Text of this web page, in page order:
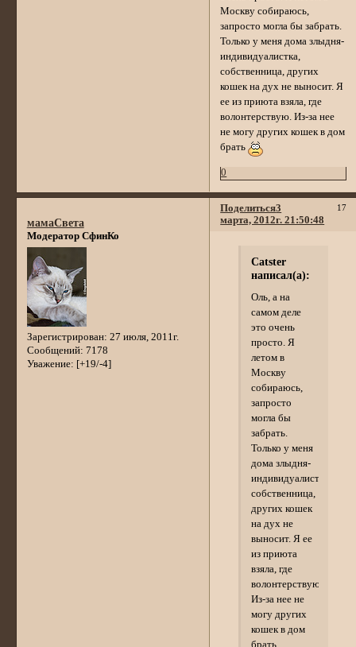
Москву собираюсь,
запросто могла бы забрать.
Только у меня дома злыдня-
индивидуалистка,
собственница, других
кошек на дух не выносит. Я
ее из приюта взяла, где
волонтерствую. Из-за нее
не могу других кошек в дом
брать
0
Поделиться 17
3
марта, 2012г. 21:50:48
мамаСвета
Модератор СфинКо
Зарегистрирован: 27 июля, 2011г.
Сообщений: 7178
Уважение: [+19/-4]
Catster
написал(а):
Оль, а на
самом деле
это очень
просто. Я
летом в
Москву
собираюсь,
запросто
могла бы
забрать.
Только у меня
дома злыдня-
индивидуалистка,
собственница,
других кошек
на дух не
выносит. Я ее
из приюта
взяла, где
волонтерствую.
Из-за нее не
могу других
кошек в дом
брать